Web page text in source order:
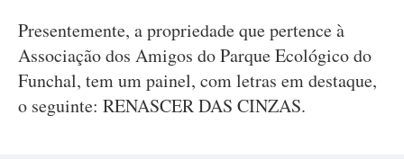
Presentemente, a propriedade que pertence à
Associação dos Amigos do Parque Ecológico do
Funchal, tem um painel, com letras em destaque,
o seguinte: RENASCER DAS CINZAS.